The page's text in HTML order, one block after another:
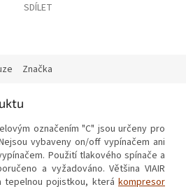
SDÍLET
Značka
označením "C" jsou určeny pro
vybaveny on/off vypínačem ani
Použití tlakového spínače a
a vyžadováno. Většina VIAIR
tepelnou pojistkou, která kompresor